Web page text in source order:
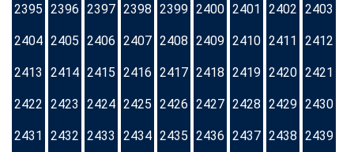
2395 2396 2397 2398 2399 2400 2401 2402 2403
2404 2405 2406 2407 2408 2409 2410 2411 2412
2413 2414 2415 2416 2417 2418 2419 2420 2421
2422 2423 2424 2425 2426 2427 2428 2429 2430
2431 2432 2433 2434 2435 2436 2437 2438 2439